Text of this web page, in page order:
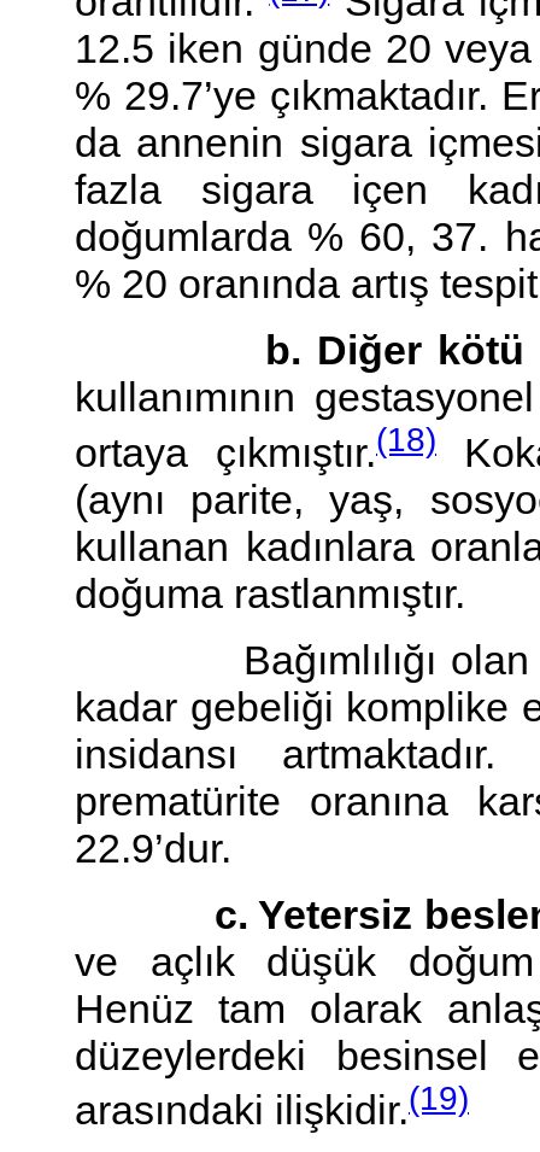
12.5 iken günde 20
% 29.7’ye çıkmaktadır.
da annenin sigara
fazla sigara içen
doğumlarda % 60, 37.
% 20 oranında artış
b. Diğer kötü
kullanımının
ortaya çıkmıştır.(18)
(aynı parite, yaş,
kullanan kadınlara
doğuma rastlanmıştır.
Bağımlılığı olan
kadar gebeliği komplike
insidansı
prematürite oranına
22.9’dur.
c. Yetersiz
ve açlık düşük doğum
Henüz tam olarak
düzeylerdeki besinsel
arasındaki ilişkidir.(19)